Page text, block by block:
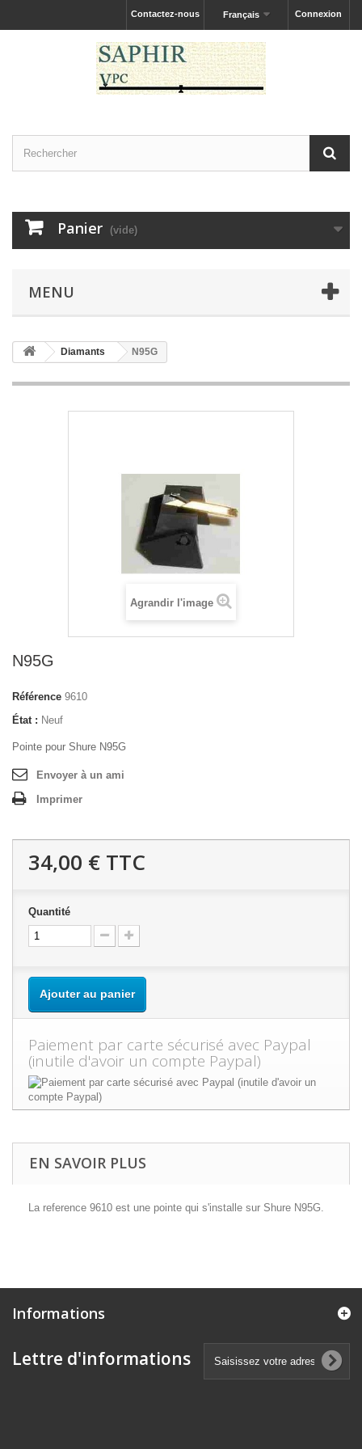
Connexion
Français
Contactez-nous
Panier (vide)
MENU
Diamants N95G
Agrandir l'image
N95G
Référence 9610
État : Neuf
Pointe pour Shure N95G
Envoyer à un ami
Imprimer
34,00 € TTC
Quantité
Ajouter au panier
Paiement par carte sécurisé avec Paypal
(inutile d'avoir un compte Paypal)
EN SAVOIR PLUS
La reference 9610 est une pointe qui s'installe sur Shure N95G.
Informations
Lettre d'informations